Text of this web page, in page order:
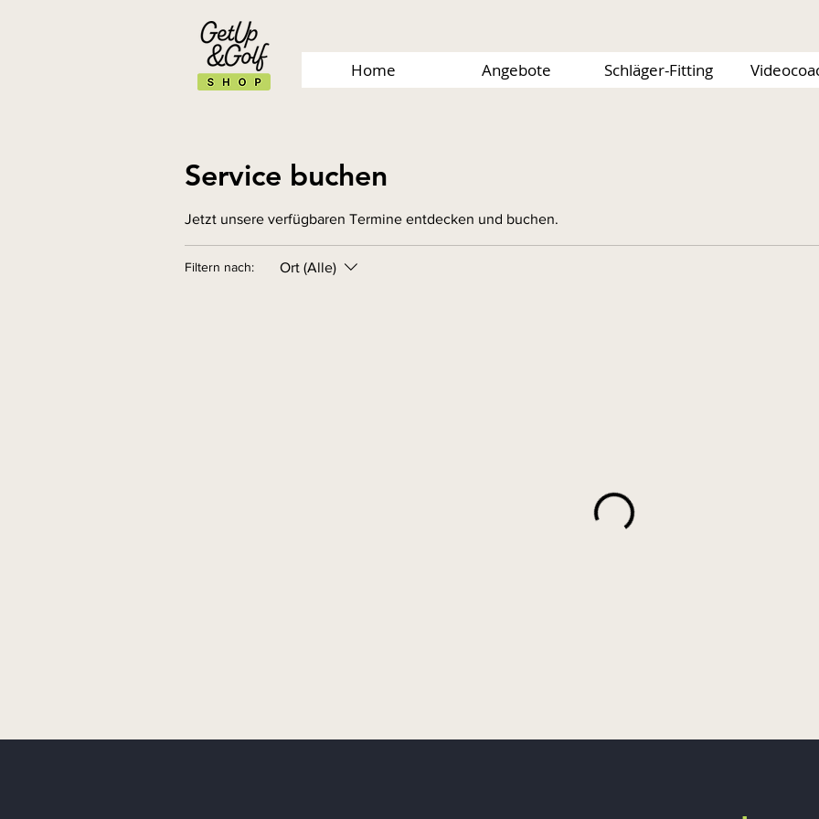
Home Angebote Schläger-Fitting
Service buchen
Jetzt unsere verfügbaren Termine entdecken und buchen.
Filtern nach: Ort (Alle)